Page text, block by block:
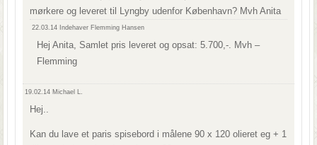
mørkere og leveret til Lyngby udenfor København? Mvh Anita
22.03.14 Indehaver Flemming Hansen
Hej Anita, Samlet pris leveret og opsat: 5.700,-. Mvh –
Flemming
19.02.14 Michael L.
Hej..
Kan du lave et paris spisebord i målene 90 x 120 olieret eg + 1